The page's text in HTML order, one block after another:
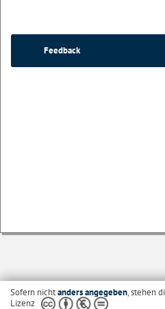
Feedback
Sofern nichtanders angegeben, stehen
Lizenz